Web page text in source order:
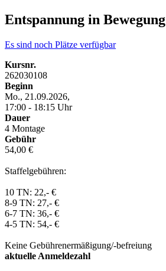
Entspannung in Bewegung
Es sind noch Plätze verfügbar
Kursnr.
262030108
Beginn
Mo., 21.09.2026,
17:00 - 18:15 Uhr
Dauer
4 Montage
Gebühr
54,00 €
Staffelgebühren:
10 TN: 22,- €
8-9 TN: 27,- €
6-7 TN: 36,- €
4-5 TN: 54,- €
Keine Gebührenermäßigung/-befreiung
aktuelle Anmeldezahl